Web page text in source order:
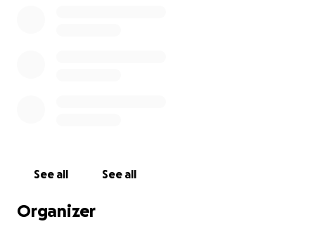
See all See all
Organizer